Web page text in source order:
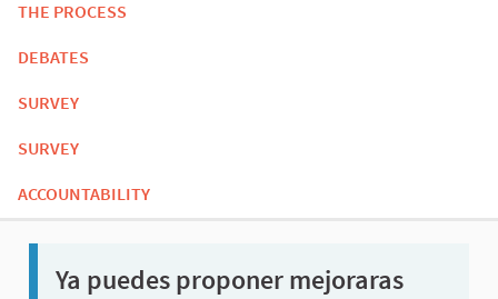
THE PROCESS
DEBATES
SURVEY
SURVEY
ACCOUNTABILITY
Ya puedes proponer mejoraras